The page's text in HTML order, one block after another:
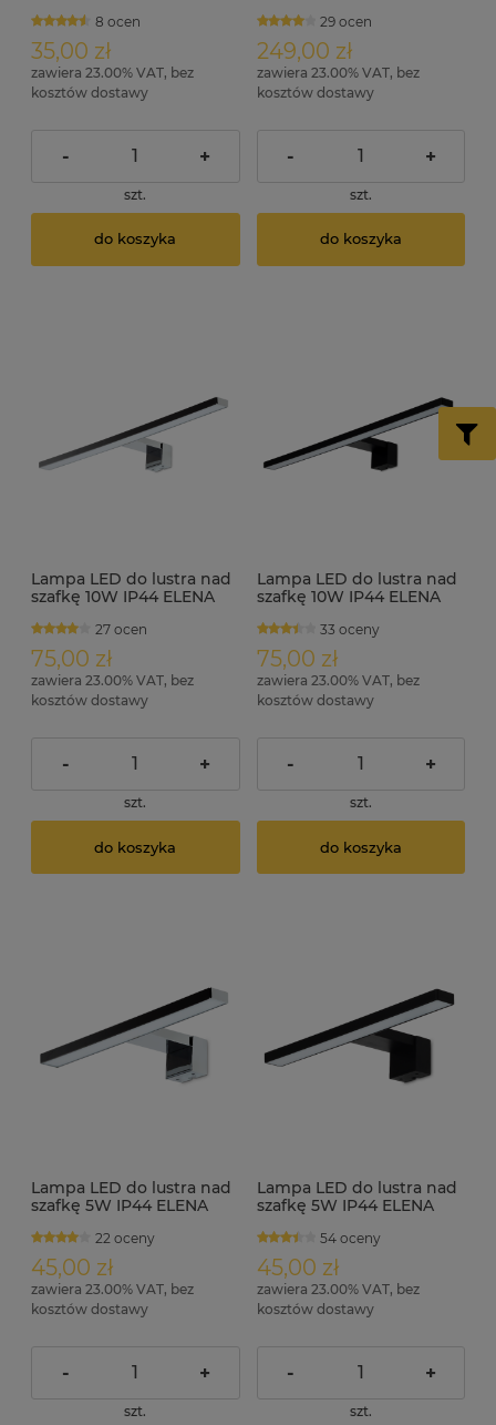
8 ocen
35,00 zł
zawiera 23.00% VAT, bez
kosztów dostawy
- +
szt.
do koszyka
29 ocen
249,00 zł
zawiera 23.00% VAT, bez
kosztów dostawy
- +
szt.
do koszyka
Lampa LED do lustra nad
szafkę 10W IP44 ELENA
27 ocen
75,00 zł
zawiera 23.00% VAT, bez
kosztów dostawy
- +
szt.
do koszyka
Lampa LED do lustra nad
szafkę 10W IP44 ELENA
33 oceny
75,00 zł
zawiera 23.00% VAT, bez
kosztów dostawy
- +
szt.
do koszyka
Lampa LED do lustra nad
szafkę 5W IP44 ELENA
22 oceny
45,00 zł
zawiera 23.00% VAT, bez
kosztów dostawy
- +
szt.
Lampa LED do lustra nad
szafkę 5W IP44 ELENA
54 oceny
45,00 zł
zawiera 23.00% VAT, bez
kosztów dostawy
- +
szt.